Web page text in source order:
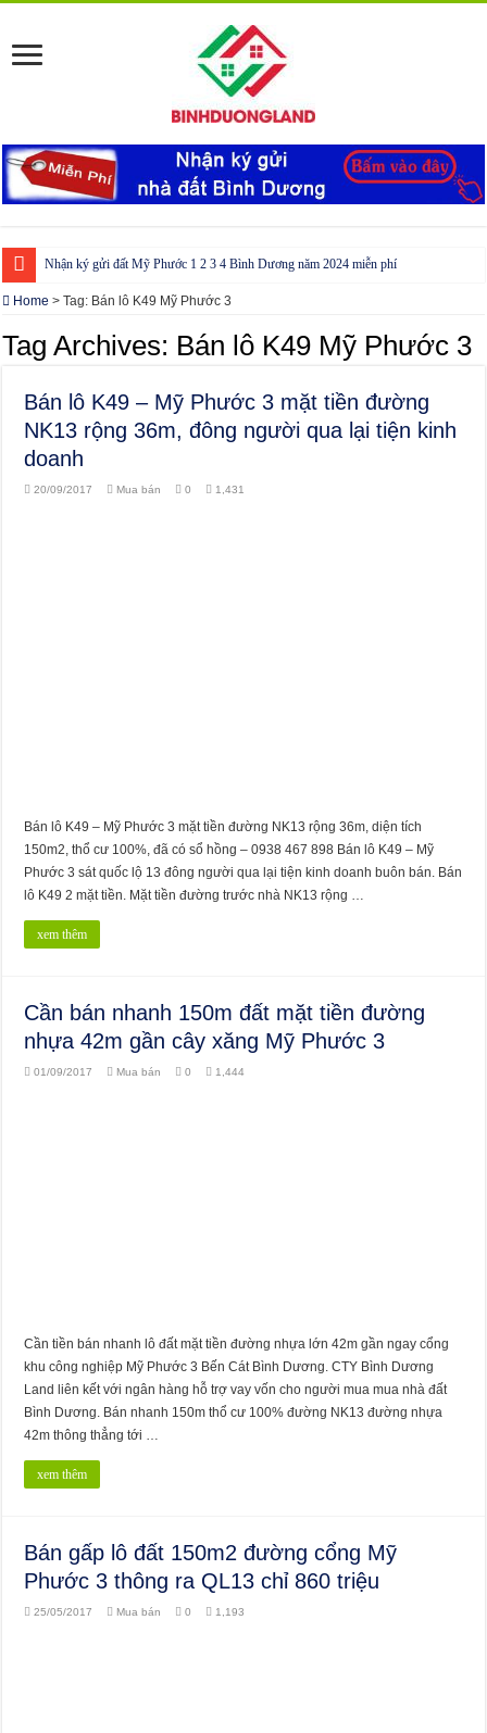
Nhận ký gửi đất Mỹ Phước 1 2 3 4 Bình Dương năm 2024 miễn phí
Cho thuê nhà Ecolakes Bình Dương, mới đẹp, đầy đủ nội thất
Phòng công chứng tại Chơn Thành – Bình Phước
Home > Tag: Bán lô K49 Mỹ Phước 3
Tag Archives: Bán lô K49 Mỹ Phước 3
Bán lô K49 – Mỹ Phước 3 mặt tiền đường
NK13 rộng 36m, đông người qua lại tiện kinh
doanh
20/09/2017 Mua bán 0 1,431
Bán lô K49 – Mỹ Phước 3 mặt tiền đường NK13 rộng 36m, diện tích
150m2, thổ cư 100%, đã có sổ hồng – 0938 467 898 Bán lô K49 – Mỹ
Phước 3 sát quốc lộ 13 đông người qua lại tiện kinh doanh buôn bán. Bán
lô K49 2 mặt tiền. Mặt tiền đường trước nhà NK13 rộng …
xem thêm
Cần bán nhanh 150m đất mặt tiền đường
nhựa 42m gần cây xăng Mỹ Phước 3
01/09/2017 Mua bán 0 1,444
Cần tiền bán nhanh lô đất mặt tiền đường nhựa lớn 42m gần ngay cổng
khu công nghiệp Mỹ Phước 3 Bến Cát Bình Dương. CTY Bình Dương
Land liên kết với ngân hàng hỗ trợ vay vốn cho người mua mua nhà đất
Bình Dương. Bán nhanh 150m thổ cư 100% đường NK13 đường nhựa
42m thông thẳng tới …
xem thêm
Bán gấp lô đất 150m2 đường cổng Mỹ
Phước 3 thông ra QL13 chỉ 860 triệu
25/05/2017 Mua bán 0 1,193